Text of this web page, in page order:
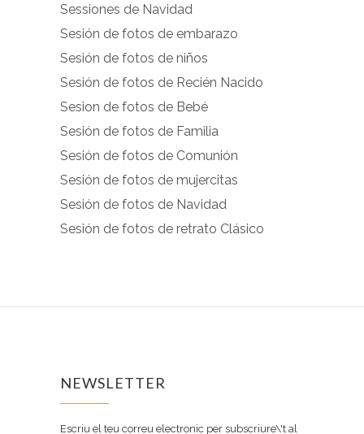
facebook.com
en
Facebook
instagram.com
en
Instagram
Sessiones de Navidad
Sesión de fotos de embarazo
Sesión de fotos de niños
Sesión de fotos de Recién Nacido
Sesion de fotos de Bebé
Sesión de fotos de Familia
Sesión de fotos de Comunión
Sesión de fotos de mujercitas
Sesión de fotos de Navidad
Sesión de fotos de retrato Clásico
NEWSLETTER
Escriu el teu correu electronic per subscriure\'t al